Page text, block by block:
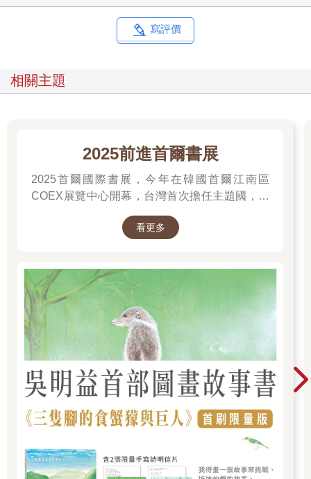
寫評價
相關主題
2025前進首爾書展
2025首爾國際書展，今年在韓國首爾江南區
COEX展覽中心開幕，台灣首次擔任主題國，有
他們的作品，並共享參展喜悅。
看更多